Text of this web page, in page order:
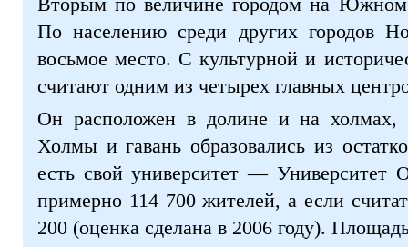
По населению среди других городов
восьмое место. С культурной и
считают одним из четырех главных
Он расположен в долине и на холмах,
Холмы и гавань образовались из
есть свой университет — Университет
примерно 114 700 жителей, а если
200 (оценка сделана в 2006 году).